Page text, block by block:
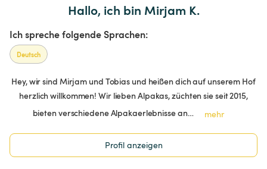
Hallo, ich bin Mirjam K.
Ich spreche folgende Sprachen:
Deutsch
Hey, wir sind Mirjam und Tobias und heißen dich auf unserem Hof
herzlich willkommen! Wir lieben Alpakas, züchten sie seit 2015,
bieten verschiedene Alpakaerlebnisse an…
mehr
Profil anzeigen